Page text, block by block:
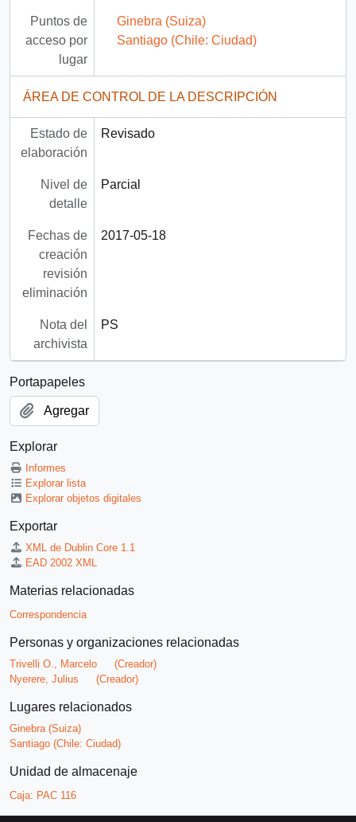
Puntos de
acceso por
lugar
Ginebra (Suiza)
Santiago (Chile: Ciudad)
ÁREA DE CONTROL DE LA DESCRIPCIÓN
Estado de
elaboración
Revisado
Nivel de
detalle
Parcial
Fechas de
creación
revisión
eliminación
2017-05-18
Nota del
archivista
PS
Portapapeles
Agregar
Explorar
Informes
Explorar lista
Explorar objetos digitales
Exportar
XML de Dublin Core 1.1
EAD 2002 XML
Materias relacionadas
Correspondencia
Personas y organizaciones relacionadas
Trivelli O., Marcelo
(Creador)
Nyerere, Julius
(Creador)
Lugares relacionados
Ginebra (Suiza)
Santiago (Chile: Ciudad)
Unidad de almacenaje
Caja: PAC 116